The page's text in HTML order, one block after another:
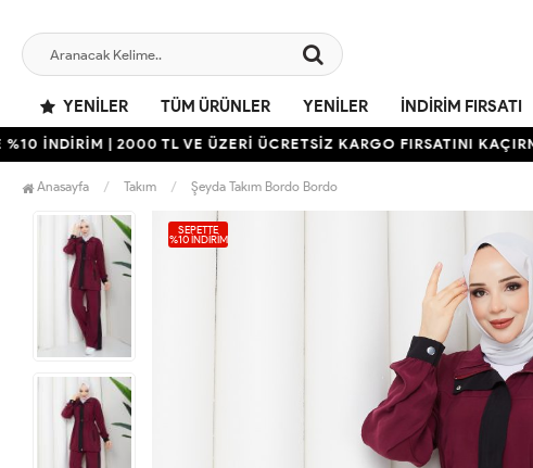
YENILER TÜM ÜRÜNLER YENILER İNDIRIM FIRSATI
| 2000 TL VE ÜZERİ ÜCRETSİZ KARGO FIRSATINI KAÇIRMAYIN!
Anasayfa Takım Şeyda Takım Bordo Bordo
SEPETTE
%10 İNDIRIM